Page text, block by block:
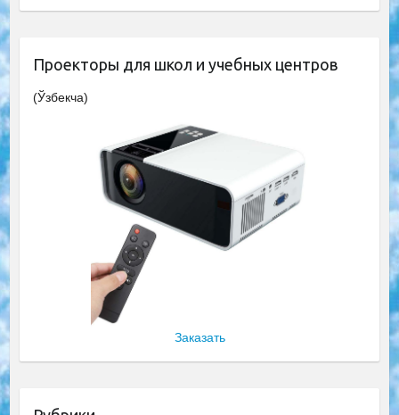
Проекторы для школ и учебных центров
(Ўзбекча)
Заказать